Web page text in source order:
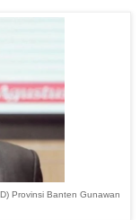
Provinsi Banten Gunawan